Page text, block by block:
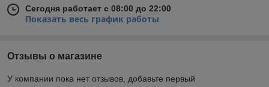
Сегодня работает с 08:00 до 22:00
Показать весь график работы
Отзывы о магазине
У компании пока нет отзывов, добавьте первый